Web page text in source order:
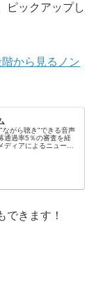
ピックアップし
から見るノン
ながら聴き"できる音声
通過率5％の審査を経
ィアによるニュース
できます！